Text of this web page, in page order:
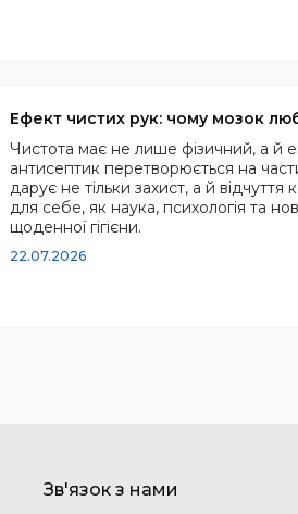
Ефект чистих рук: чому мозок
Чистота має не лише фізичний, а й
антисептик перетворюється на
дарує не тільки захист, а й
для себе, як наука, психологія та
щоденної гігієни.
22.07.2026
Зв'язок з нами